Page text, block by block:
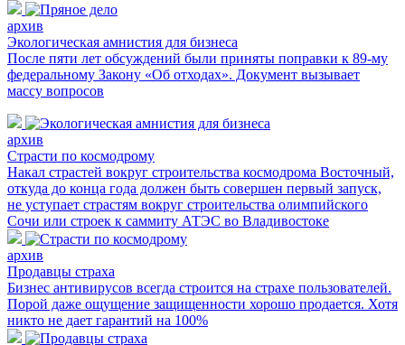
архив
Экологическая амнистия для бизнеса
После пяти лет обсуждений были приняты поправки к 89-му
федеральному Закону «Об отходах». Документ вызывает
массу вопросов
архив
Страсти по космодрому
Накал страстей вокруг строительства космодрома Восточный,
откуда до конца года должен быть совершен первый запуск,
не уступает страстям вокруг строительства олимпийского
Сочи или строек к саммиту АТЭС во Владивостоке
архив
Продавцы страха
Бизнес антивирусов всегда строится на страхе пользователей.
Порой даже ощущение защищенности хорошо продается. Хотя
никто не дает гарантий на 100%